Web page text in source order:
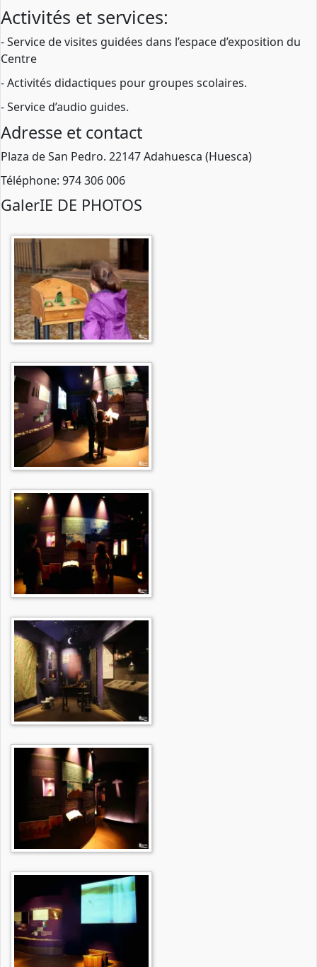
Activités et services:
- Service de visites guidées dans l’espace d’exposition du
Centre
- Activités didactiques pour groupes scolaires.
- Service d’audio guides.
Adresse et contact
Plaza de San Pedro. 22147 Adahuesca (Huesca)
Téléphone: 974 306 006
GalerIE DE PHOTOS